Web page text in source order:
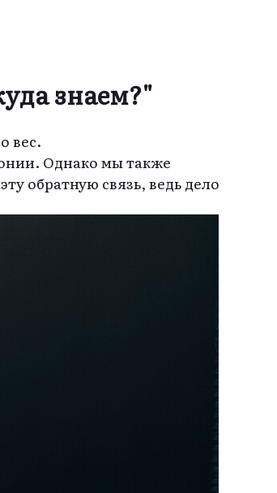
знаем?"
вес.
Однако мы также
обратную связь, ведь дело